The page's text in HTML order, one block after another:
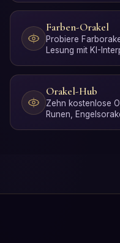
Farben-Orakel
Probiere
Lesung mit KI-
Orakel-Hub
Zehn kostenlose
Runen,